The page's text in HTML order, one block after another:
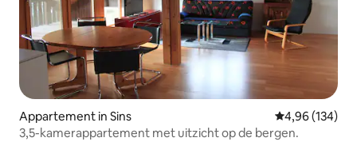
Appartement in Sins Gemiddelde
4,96 (134)
3,5-kamerappartement met uitzicht op de bergen.